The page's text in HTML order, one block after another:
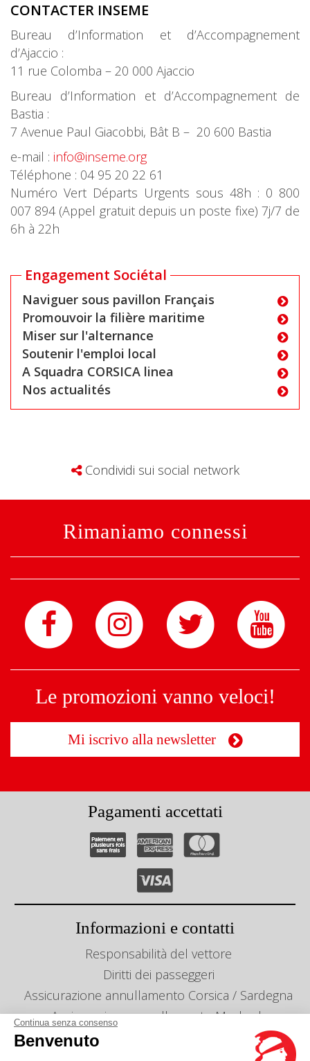
Continua senza consenso
Benvenuto
CONTACTER INSEME
Bureau d’Information et d’Accompagnement
d’Ajaccio :
11 rue Colomba – 20 000 Ajaccio
Bureau d’Information et d’Accompagnement de
Bastia :
7 Avenue Paul Giacobbi, Bât B – 20 600 Bastia
e-mail : info@inseme.org
Téléphone : 04 95 20 22 61
Numéro Vert Départs Urgents sous 48h : 0 800
007 894 (Appel gratuit depuis un poste fixe) 7j/7 de
6h à 22h
Engagement Sociétal
Naviguer sous pavillon Français
Promouvoir la filière maritime
Miser sur l'alternance
Soutenir l'emploi local
A Squadra CORSICA linea
Nos actualités
Condividi sui social network
Rimaniamo connessi
Le promozioni vanno veloci!
Mi iscrivo alla newsletter
Pagamenti accettati
Informazioni e contatti
Responsabilità del vettore
Diritti dei passeggeri
Assicurazione annullamento Corsica / Sardegna
Assicurazione annullamento Maghreb